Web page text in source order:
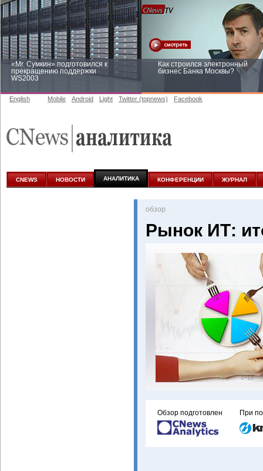
«Mr. Сумкин» подготовился к
прекращению поддержки
WS2003
Как строился электронный
бизнес Банка Москвы?
аналитике
English Mobile Android Light Twitter (topnews) Facebook
CNEWS НОВОСТИ АНАЛИТИКА КОНФЕРЕНЦИИ ЖУРНАЛ
oбзор
Рынок ИТ:
Обзор подготовлен При